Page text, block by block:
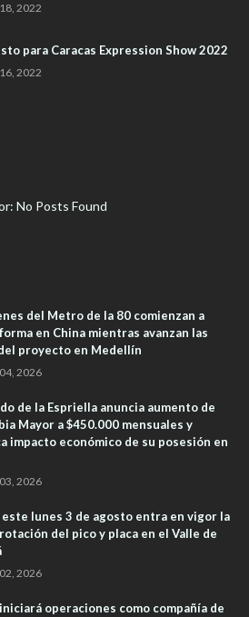
2022
para Caracas Expression Show 2022
2022
No Posts Found
del Metro de la 80 comienzan a
en China mientras avanzan las
proyecto en Medellín
2026
de la Espriella anuncia aumento de
Mayor a $450.000 mensuales y
impacto económico de su posesión en
2026
este lunes 3 de agosto entra en vigor la
del pico y placa en el Valle de
2026
operaciones como compañía de